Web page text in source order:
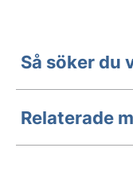
Så söker du
Relaterade